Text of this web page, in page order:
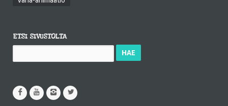
ETSI SIVUSTOLTA